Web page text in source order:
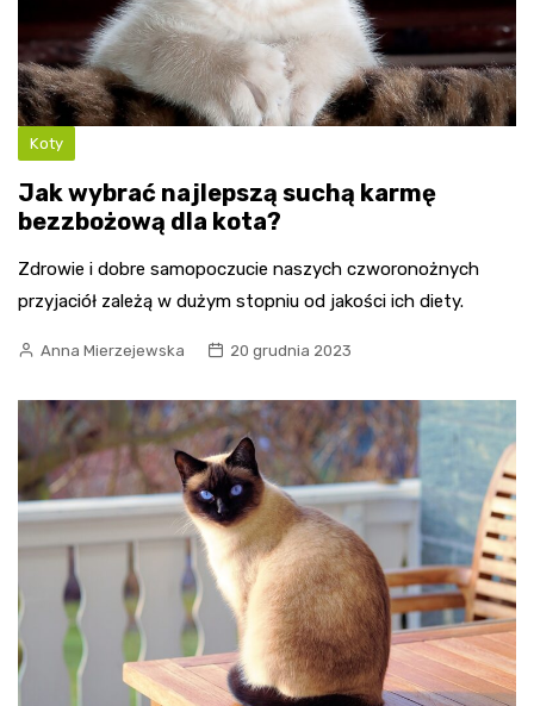
Koty
Jak wybrać najlepszą suchą karmę
bezzbożową dla kota?
Zdrowie i dobre samopoczucie naszych czworonożnych
przyjaciół zależą w dużym stopniu od jakości ich diety.
Anna Mierzejewska 20 grudnia 2023